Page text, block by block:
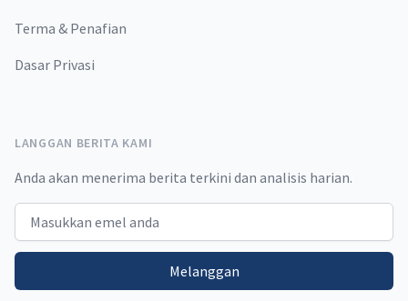
Terma & Penafian
Dasar Privasi
LANGGAN BERITA KAMI
Anda akan menerima berita terkini dan analisis harian.
Email address
Melanggan